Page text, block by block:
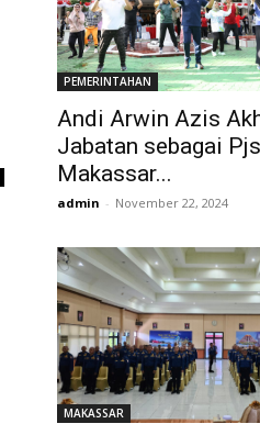
PEMERINTAHAN
Andi Arwin Azis
Jabatan sebagai
Makassar...
admin - November 22, 2024
MAKASSAR